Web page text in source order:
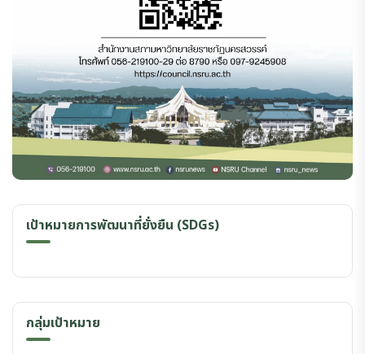
เป้าหมายการพัฒนาที่ยั่งยืน (SDGs)
กลุ่มเป้าหมาย